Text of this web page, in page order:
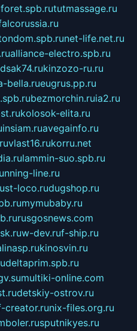
tutmassage.ru
net-life.net.ru
alliance-electro.spb.ru
kinzozo-ru.ru
bella.rueugrus.pp.ru
bezmorchin.ruia2.ru
kolosok-elita.ru
insiam.ruavegainfo.ru
vlast16.rukorru.net
lammin-suo.spb.ru
line.ru
loco.rudugshop.ru
mymubaby.ru
rusgosnews.com
w-dev.ruf-ship.ru
kinosvin.ru
deltaprim.spb.ru
multiki-online.com
detskiy-ostrov.ru
creator.runix-files.org.ru
sputnikyes.ru